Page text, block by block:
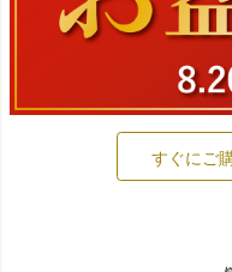
すぐにご